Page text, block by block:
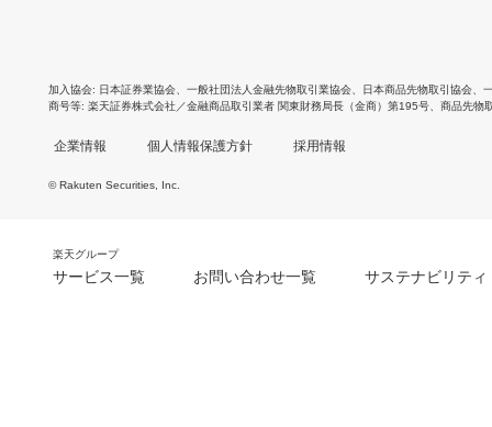
加入協会 日本証券業協会 一般社団法人金融先物取引業協会 日本商品先物取引協会
商号等 楽天証券株式会社／金融商品取引業者 関東財務局長（金商）第195号、商品先物
企業情報 個人情報保護方針 採用情報
© Rakuten Securities, Inc.
楽天グループ
サービス一覧 お問い合わせ一覧 サステナビリティ